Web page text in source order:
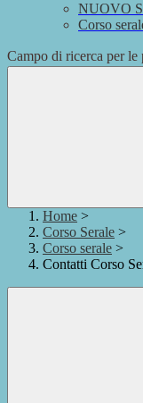
NUOVO
Corso
Campo di ricerca per le
Home >
Corso Serale >
Corso serale >
Contatti Corso